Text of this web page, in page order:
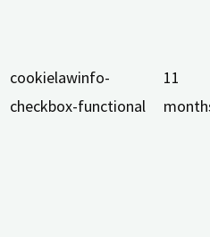
cookielawinfo-
checkbox-functional
11